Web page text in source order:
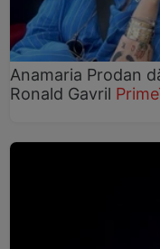
Anamaria Prodan
Ronald Gavril